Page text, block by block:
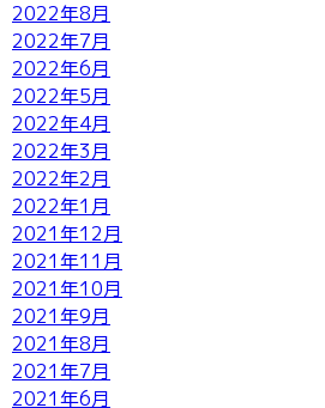
2022年8月
2022年7月
2022年6月
2022年5月
2022年4月
2022年3月
2022年2月
2022年1月
2021年12月
2021年11月
2021年10月
2021年9月
2021年8月
2021年7月
2021年6月